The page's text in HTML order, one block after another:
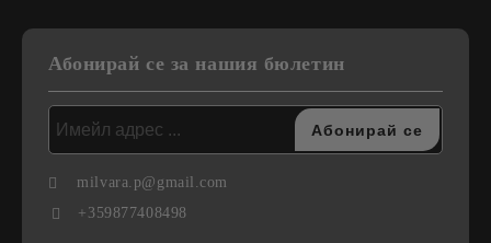
Абонирай се за нашия бюлетин
milvara.p@gmail.com
+359877408498